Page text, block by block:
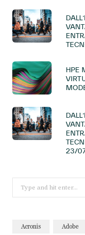
HPE
23/
for:
Acronis Adobe